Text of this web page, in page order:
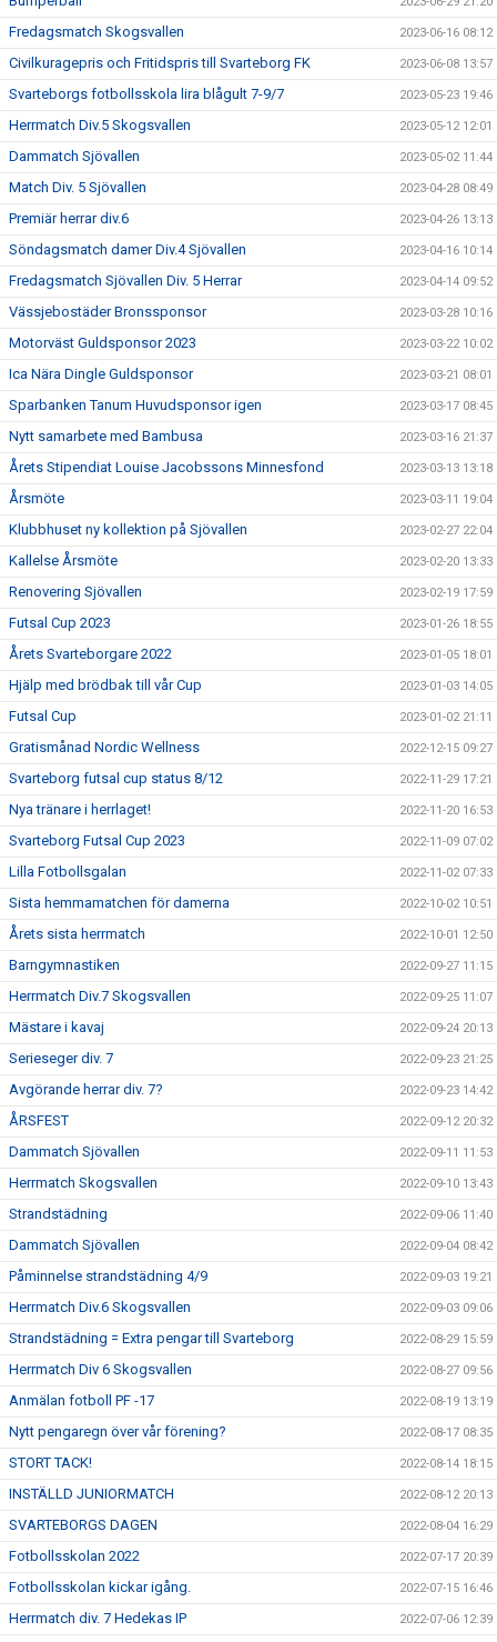
Fredagsmatch Skogsvallen 2023-06-16 08:12
Civilkuragepris och Fritidspris till Svarteborg FK 2023-06-08 13:57
Svarteborgs fotbollsskola lira blågult 7-9/7 2023-05-23 19:46
Herrmatch Div.5 Skogsvallen 2023-05-12 12:01
Dammatch Sjövallen 2023-05-02 11:44
Match Div. 5 Sjövallen 2023-04-28 08:49
Premiär herrar div.6 2023-04-26 13:13
Söndagsmatch damer Div.4 Sjövallen 2023-04-16 10:14
Fredagsmatch Sjövallen Div. 5 Herrar 2023-04-14 09:52
Vässjebostäder Bronssponsor 2023-03-28 10:16
Motorväst Guldsponsor 2023 2023-03-22 10:02
Ica Nära Dingle Guldsponsor 2023-03-21 08:01
Sparbanken Tanum Huvudsponsor igen 2023-03-17 08:45
Nytt samarbete med Bambusa 2023-03-16 21:37
Årets Stipendiat Louise Jacobssons Minnesfond 2023-03-13 13:18
Årsmöte 2023-03-11 19:04
Klubbhuset ny kollektion på Sjövallen 2023-02-27 22:04
Kallelse Årsmöte 2023-02-20 13:33
Renovering Sjövallen 2023-02-19 17:59
Futsal Cup 2023 2023-01-26 18:55
Årets Svarteborgare 2022 2023-01-05 18:01
Hjälp med brödbak till vår Cup 2023-01-03 14:05
Futsal Cup 2023-01-02 21:11
Gratismånad Nordic Wellness 2022-12-15 09:27
Svarteborg futsal cup status 8/12 2022-11-29 17:21
Nya tränare i herrlaget! 2022-11-20 16:53
Svarteborg Futsal Cup 2023 2022-11-09 07:02
Lilla Fotbollsgalan 2022-11-02 07:33
Sista hemmamatchen för damerna 2022-10-02 10:51
Årets sista herrmatch 2022-10-01 12:50
Barngymnastiken 2022-09-27 11:15
Herrmatch Div.7 Skogsvallen 2022-09-25 11:07
Mästare i kavaj 2022-09-24 20:13
Serieseger div. 7 2022-09-23 21:25
Avgörande herrar div. 7? 2022-09-23 14:42
ÅRSFEST 2022-09-12 20:32
Dammatch Sjövallen 2022-09-11 11:53
Herrmatch Skogsvallen 2022-09-10 13:43
Strandstädning 2022-09-06 11:40
Dammatch Sjövallen 2022-09-04 08:42
Påminnelse strandstädning 4/9 2022-09-03 19:21
Herrmatch Div.6 Skogsvallen 2022-09-03 09:06
Strandstädning = Extra pengar till Svarteborg 2022-08-29 15:59
Herrmatch Div 6 Skogsvallen 2022-08-27 09:56
Anmälan fotboll PF -17 2022-08-19 13:19
Nytt pengaregn över vår förening? 2022-08-17 08:35
STORT TACK! 2022-08-14 18:15
INSTÄLLD JUNIORMATCH 2022-08-12 20:13
SVARTEBORGS DAGEN 2022-08-04 16:29
Fotbollsskolan 2022 2022-07-17 20:39
Fotbollsskolan kickar igång. 2022-07-15 16:46
Herrmatch div. 7 Hedekas IP 2022-07-06 12:39